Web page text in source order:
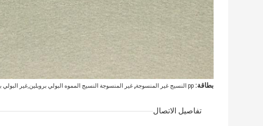
بطاقة: pp النسيج غير المنسوجة , غير المنسوجة النسيج المموه البولي بروبلين,غير
تفاصيل الاتصال